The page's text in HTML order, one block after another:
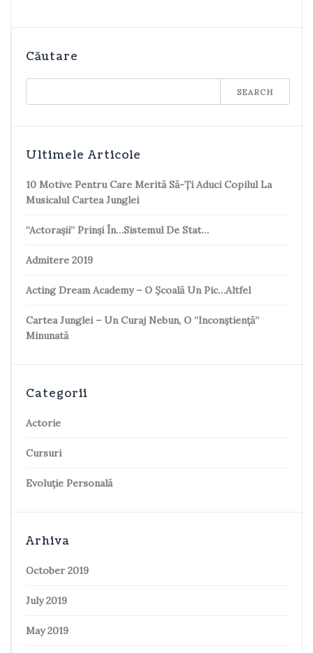
Căutare
Ultimele Articole
10 Motive Pentru Care Merită Să-Ți Aduci Copilul La
Musicalul Cartea Junglei
“Actorașii” Prinși În…sistemul De Stat…
Admitere 2019
Acting Dream Academy – O Școală Un Pic…altfel
Cartea Junglei – Un Curaj Nebun, O “inconștiență”
Minunată
Categorii
Actorie
Cursuri
Evoluție Personală
Arhiva
October 2019
July 2019
May 2019